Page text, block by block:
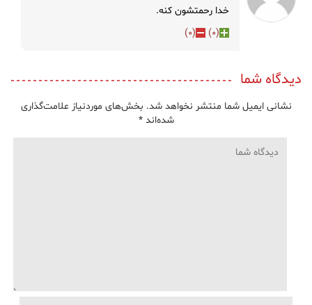
خدا رحمتشون کنه.
(
0
)
(
0
)
دیدگاه شما
نشانی ایمیل شما منتشر نخواهد شد. بخش‌های موردنیاز علامت‌گذاری
شده‌اند*